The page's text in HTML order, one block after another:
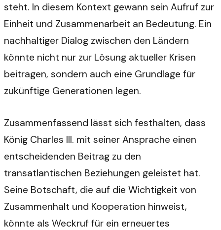
steht. In diesem Kontext gewann sein Aufruf zur
Einheit und Zusammenarbeit an Bedeutung. Ein
nachhaltiger Dialog zwischen den Ländern
könnte nicht nur zur Lösung aktueller Krisen
beitragen, sondern auch eine Grundlage für
zukünftige Generationen legen.
Zusammenfassend lässt sich festhalten, dass
König Charles III. mit seiner Ansprache einen
entscheidenden Beitrag zu den
transatlantischen Beziehungen geleistet hat.
Seine Botschaft, die auf die Wichtigkeit von
Zusammenhalt und Kooperation hinweist,
könnte als Weckruf für ein erneuertes